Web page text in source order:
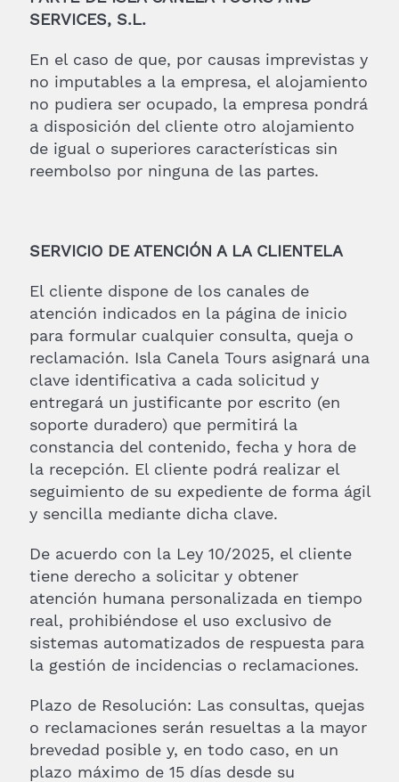
SERVICES, S.L.
En el caso de que, por causas imprevistas y
no imputables a la empresa, el alojamiento
no pudiera ser ocupado, la empresa pondrá
a disposición del cliente otro alojamiento
de igual o superiores características sin
reembolso por ninguna de las partes.
SERVICIO DE ATENCIÓN A LA CLIENTELA
El cliente dispone de los canales de
atención indicados en la página de inicio
para formular cualquier consulta, queja o
reclamación. Isla Canela Tours asignará una
clave identificativa a cada solicitud y
entregará un justificante por escrito (en
soporte duradero) que permitirá la
constancia del contenido, fecha y hora de
la recepción. El cliente podrá realizar el
seguimiento de su expediente de forma ágil
y sencilla mediante dicha clave.
De acuerdo con la Ley 10/2025, el cliente
tiene derecho a solicitar y obtener
atención humana personalizada en tiempo
real, prohibiéndose el uso exclusivo de
sistemas automatizados de respuesta para
la gestión de incidencias o reclamaciones.
Plazo de Resolución: Las consultas, quejas
o reclamaciones serán resueltas a la mayor
brevedad posible y, en todo caso, en un
plazo máximo de 15 días desde su